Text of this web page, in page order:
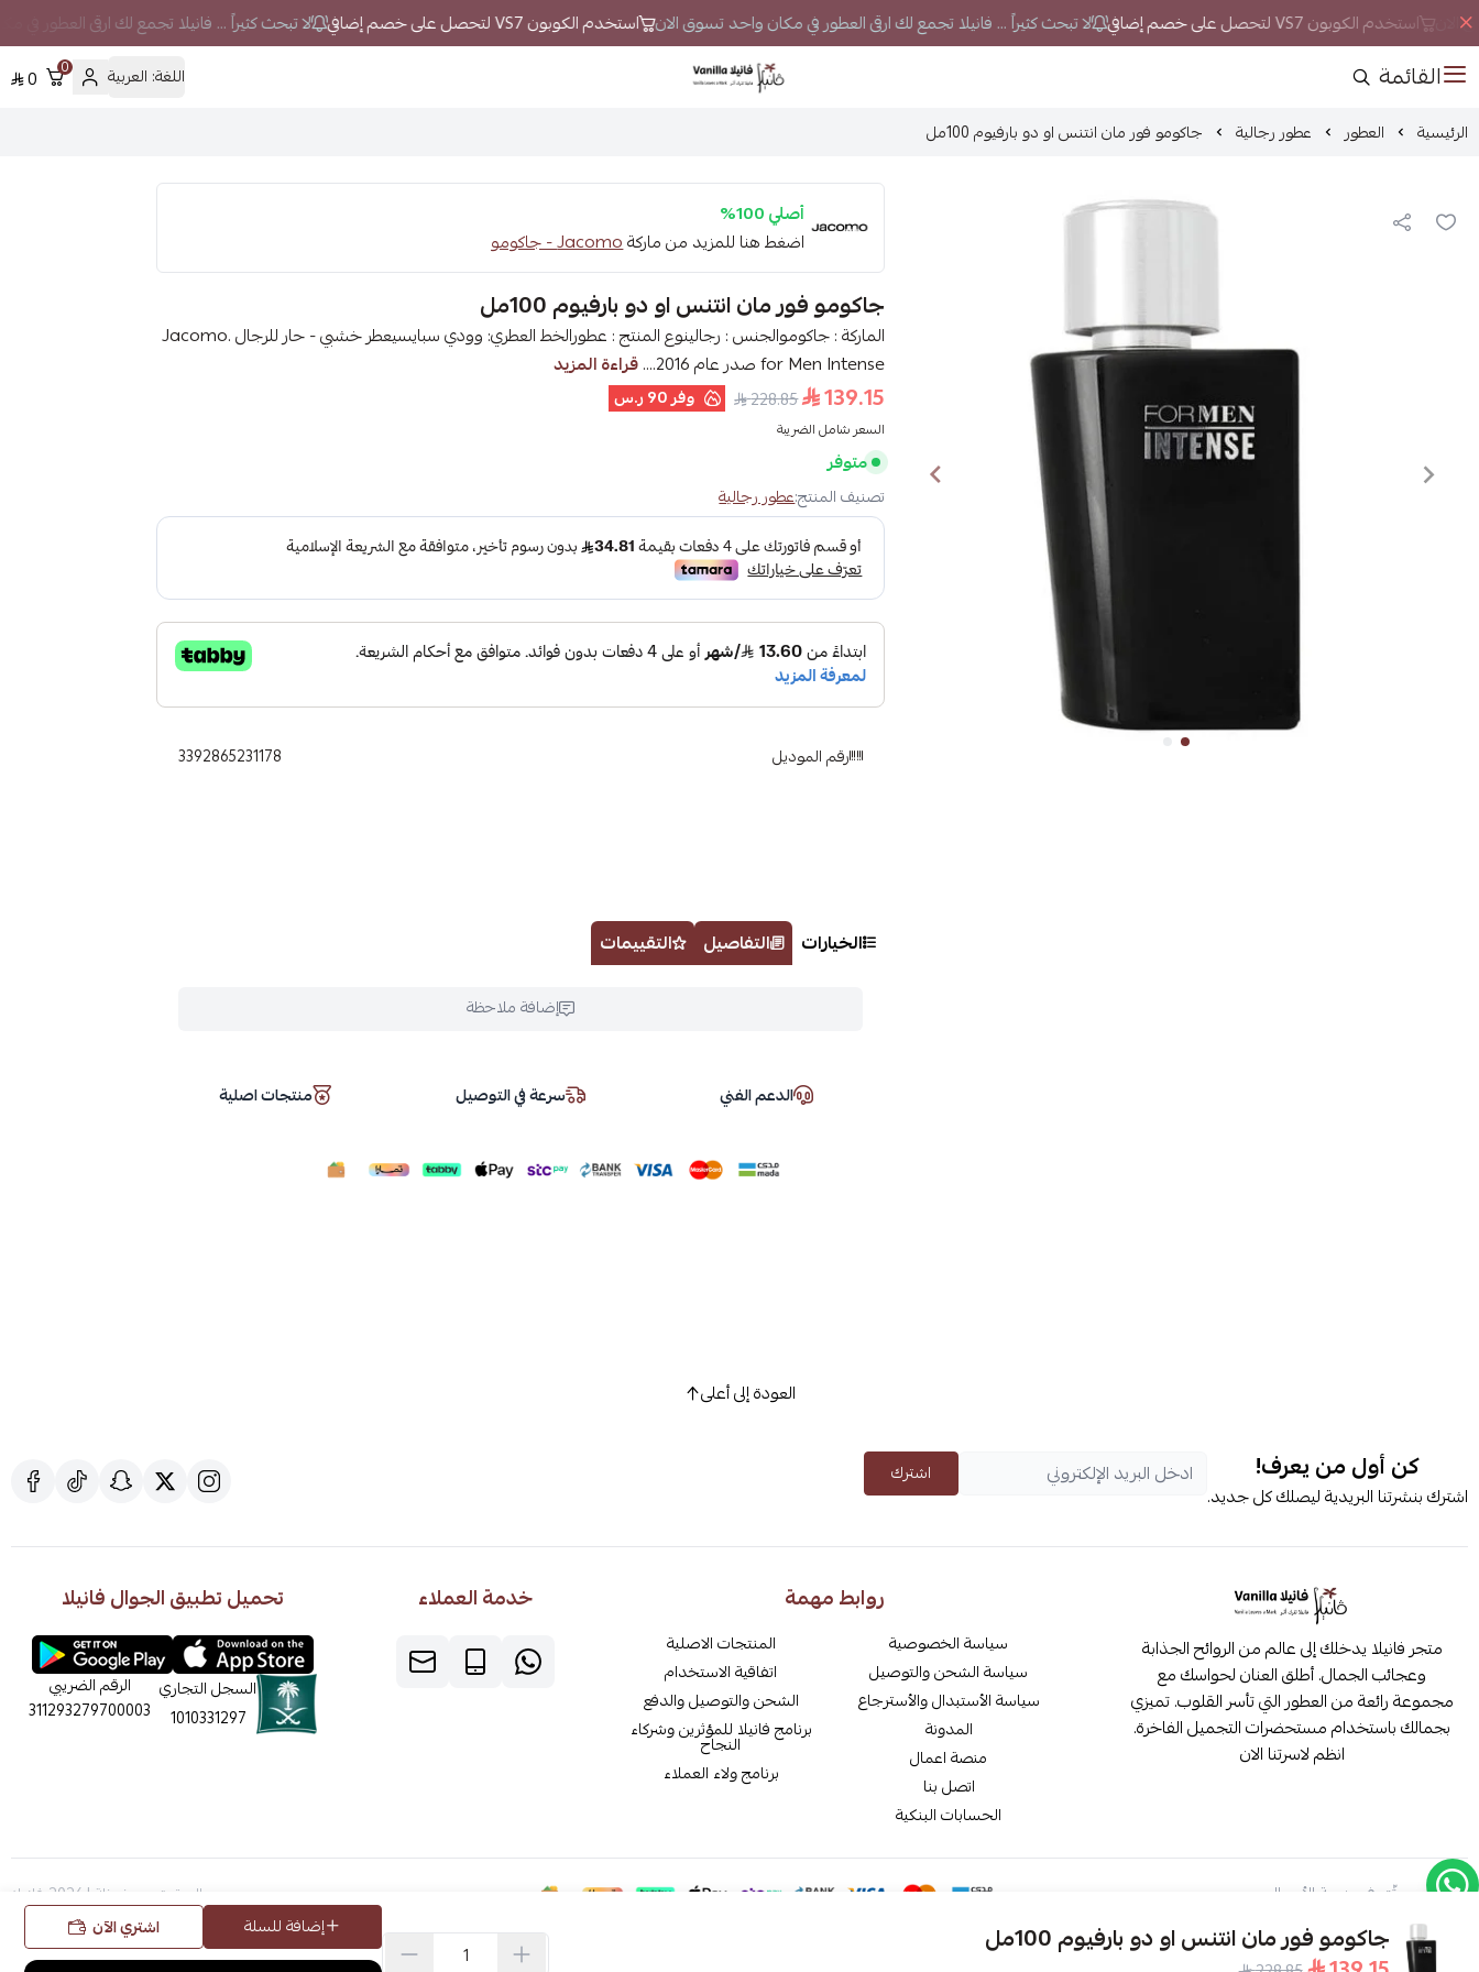
استخدم الكوبون VS7 لتحصل على خصم إضافي لا تبحث كثيراً ... فانيلا تجمع لك ارقى العطور في مكان واحد تسوق الان استخدم الكوبون VS7 لتحصل على خصم إضافي لا تبحث كثيراً ... فانيلا تجمع لك ارقى العطور في
القائمة فانيلا اللغة: العربية 0
0
الرئيسية العطور عطور رجالية جاكومو فور مان انتنس او دو بارفيوم 100مل
أصلي 100%
اضغط هنا للمزيد من ماركةJacomo - جاكومو
جاكومو فور مان انتنس او دو بارفيوم 100مل
الماركة : جاكوموالجنس : رجالينوع المنتج : عطورالخط العطري: وودي سبايسيعطر خشبي - حار للرجال .Jacomo
for Men Intense صدر عام 2016....
قراءة المزيد
139.15
228.85 وفر90 ر.س
السعر شامل الضريبة
متوفر
تصنيف المنتج:عطور رجالية
رقم الموديل 3392865231178
جاكومو فور مان انتنس او دو بارفيوم 100مل إضافة للسلة اشتري الآن
الخيارات التفاصيل التقييمات
إضافة ملاحظة
الدعم الفني سرعة في التوصيل منتجات اصلية
العودة إلى أعلى
كن أول من يعرف!
اشترك بنشرتنا البريدية ليصلك كل جديد.
اشترك
متجر فانيلا يدخلك إلى عالم من الروائح الجذابة
وعجائب الجمال. أطلق العنان لحواسك مع
مجموعة رائعة من العطور التي تأسر القلوب. تميزي
بجمالك باستخدام مستحضرات التجميل الفاخرة.
انظم لاسرتنا الان
روابط مهمة
سياسة الخصوصية
سياسة الشحن والتوصيل
سياسة الأستبدال والأسترجاع
المدونة
منصة اعمال
اتصل بنا
الحسابات البنكية
المنتجات الاصلية
اتفاقية الاستخدام
الشحن والتوصيل والدفع
برنامج فانيلا للمؤثرين وشركاء
النجاح
برنامج ولاء العملاء
خدمة العملاء تحميل تطبيق الجوال فانيلا
السجل التجاري
1010331297
الرقم الضريبي
311293279700003
موثّق في منصة الأعمال الحقوق محفوظة | 2026 فانيلا